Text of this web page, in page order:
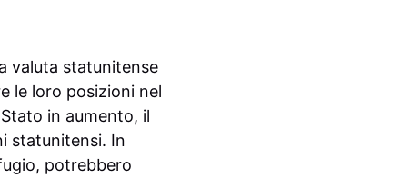
valuta statunitense
le loro posizioni nel
in aumento, il
statunitensi. In
potrebbero